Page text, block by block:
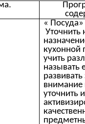
« Посуда»
Уточнить
кухонной
учить
называть
внимание
уточнить и